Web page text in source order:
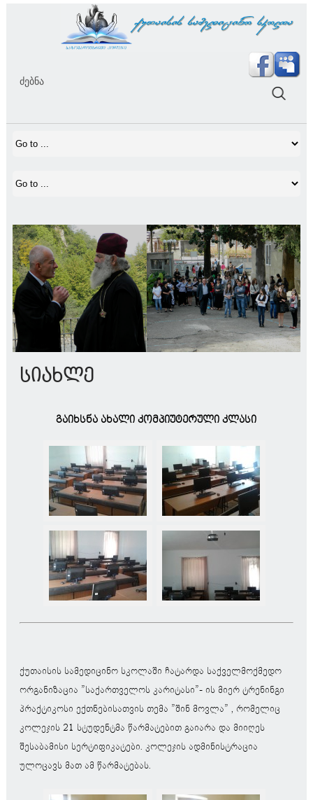
სიახლე
გაიხსნა ახალი კომპიუტერული კლასი
ქუთაისის სამედიცინო სკოლაში ჩატარდა საქველმოქმედო
ორგანიზაცია ”საქართველოს კარიტასი”- ის მიერ ტრენინგი
პრაქტიკოსი ექთნებისათვის თემა ”შინ მოვლა” , რომელიც
კოლეჯის 21 სტუდენტმა წარმატებით გაიარა და მიიღეს
შესაბამისი სერტიფიკატები. კოლეჯის ადმინისტრაცია
ულოცავს მათ ამ წარმატებას.